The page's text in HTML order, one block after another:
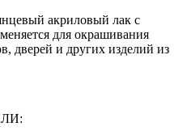
акриловый лак с
для окрашивания
дверей и других изделий из